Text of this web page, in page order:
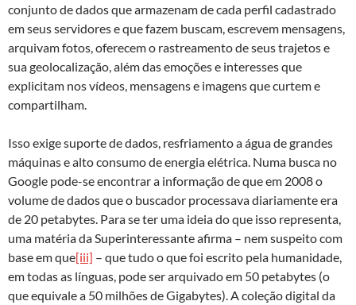
conjunto de dados que armazenam de cada perfil cadastrado
em seus servidores e que fazem buscam, escrevem mensagens,
arquivam fotos, oferecem o rastreamento de seus trajetos e
sua geolocalização, além das emoções e interesses que
explicitam nos vídeos, mensagens e imagens que curtem e
compartilham.
Isso exige suporte de dados, resfriamento a água de grandes
máquinas e alto consumo de energia elétrica. Numa busca no
Google pode-se encontrar a informação de que em 2008 o
volume de dados que o buscador processava diariamente era
de 20 petabytes. Para se ter uma ideia do que isso representa,
uma matéria da Superinteressante afirma – nem suspeito com
base em que[iii] – que tudo o que foi escrito pela humanidade,
em todas as línguas, pode ser arquivado em 50 petabytes (o
que equivale a 50 milhões de Gigabytes). A coleção digital da